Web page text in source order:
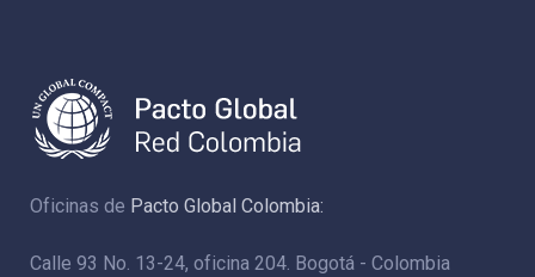
Oficinas de Pacto Global Colombia:
Calle 93 No. 13-24, oficina 204. Bogotá - Colombia